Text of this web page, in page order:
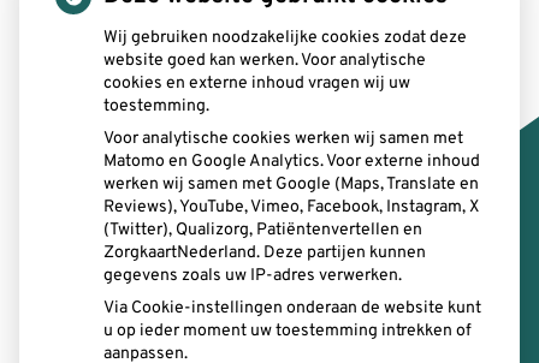
SitTand
Bergstraat 3
6131 AV Sittard
info@sittand.nl
046-2077124
E-mail intercollegiaal: sittand@zorgmail.nl
Wij gebruiken noodzakelijke cookies zodat deze
website goed kan werken. Voor analytische
cookies en externe inhoud vragen wij uw
toestemming.
Voor analytische cookies werken wij samen met
Matomo en Google Analytics. Voor externe inhoud
werken wij samen met Google (Maps, Translate en
Reviews), YouTube, Vimeo, Facebook, Instagram, X
(Twitter), Qualizorg, Patiëntenvertellen en
ZorgkaartNederland. Deze partijen kunnen
gegevens zoals uw IP-adres verwerken.
Via Cookie-instellingen onderaan de website kunt
u op ieder moment uw toestemming intrekken of
aanpassen.